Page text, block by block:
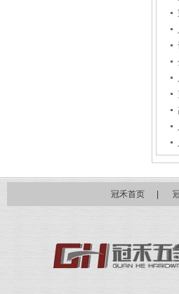
冠禾首页